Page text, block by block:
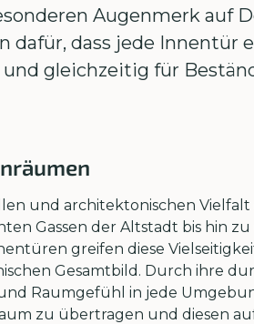
Augenmerk auf
dafür, dass jede Innentür
gleichzeitig für
und architektonischen
Gassen der Altstadt bis hin
greifen diese
Gesamtbild. Durch ihre
Raumgefühl in jede
zu übertragen und diesen